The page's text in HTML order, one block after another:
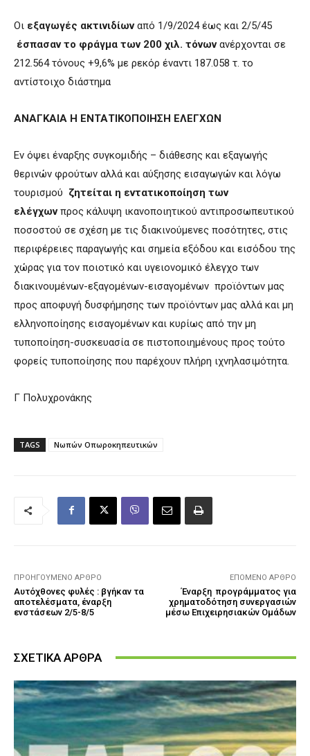
Οι εξαγωγές ακτινιδίωναπό 1/9/2024 έως και 2/5/45
έσπασαν το φράγμα των 200 χιλ. τόνωνανέρχονται σε
212.564 τόνους +9,6% με ρεκόρ έναντι 187.058 τ. το
αντίστοιχο διάστημα
ΑΝΑΓΚΑΙΑ Η ΕΝΤΑΤΙΚΟΠΟΙΗΣΗ ΕΛΕΓΧΩΝ
Εν όψει έναρξης συγκομιδής – διάθεσης και εξαγωγής
θερινών φρούτων αλλά και αύξησης εισαγωγών και λόγω
τουρισμού ζητείται η εντατικοποίηση των
ελέγχωνπρος κάλυψη ικανοποιητικού αντιπροσωπευτικού
ποσοστού σε σχέση με τις διακινούμενες ποσότητες, στις
περιφέρειες παραγωγής και σημεία εξόδου και εισόδου της
χώρας για τον ποιοτικό και υγειονομικό έλεγχο των
διακινουμένων-εξαγομένων-εισαγομένων προϊόντων μας
προς αποφυγή δυσφήμησης των προϊόντων μας αλλά και μη
ελληνοποίησης εισαγομένων και κυρίως από την μη
τυποποίηση-συσκευασία σε πιστοποιημένους προς τούτο
φορείς τυποποίησης που παρέχουν πλήρη ιχνηλασιμότητα.
Γ Πολυχρονάκης
TAGS Νωπών Οπωροκηπευτικών
ΠΡΟΗΓΟΎΜΕΝΟ ΆΡΘΡΟ
Αυτόχθονες φυλές : βγήκαν τα
αποτελέσματα, έναρξη
ενστάσεων 2/5-8/5
ΕΠΌΜΕΝΟ ΆΡΘΡΟ
Έναρξη προγράμματος για
χρηματοδότηση συνεργασιών
μέσω Επιχειρησιακών Ομάδων
ΣΧΕΤΙΚΑ ΑΡΘΡΑ